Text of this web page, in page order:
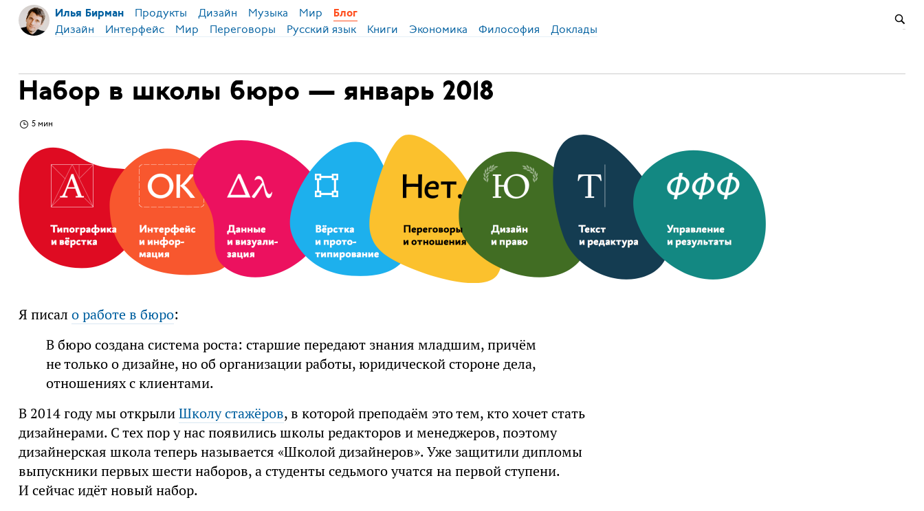
Илья Бирман Продукты Дизайн Музыка Мир Блог
Дизайн Интерфейс Мир Переговоры Русский язык Книги Экономика Философия Доклады
Набор в школы бюро — январь 2018
5 мин
Я писал о работе в бюро:
В бюро создана система роста: старшие передают знания младшим, причём
не только о дизайне, но об организации работы, юридической стороне дела,
отношениях с клиентами.
В 2014 году мы открылиШколу стажёров, в которой преподаём это тем, кто хочет стать
дизайнерами. С тех пор у нас появились школы редакторов и менеджеров, поэтому
дизайнерская школа теперь называется «Школой дизайнеров». Уже защитили дипломы
выпускники первых шести наборов, а студенты седьмого учатся на первой ступени.
И сейчас идёт новый набор.